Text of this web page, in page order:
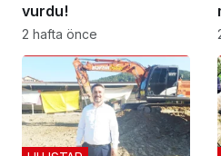
vurdu!
2 hafta önce